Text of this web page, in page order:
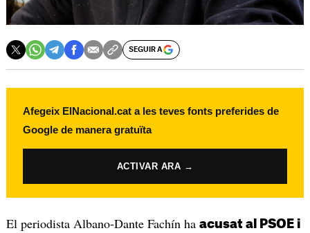
SEGUIR A
Afegeix ElNacional.cat a les teves fonts preferides de
Google de manera gratuïta
ACTIVAR ARA →
El periodista Albano-Dante Fachín ha acusat al PSOE i